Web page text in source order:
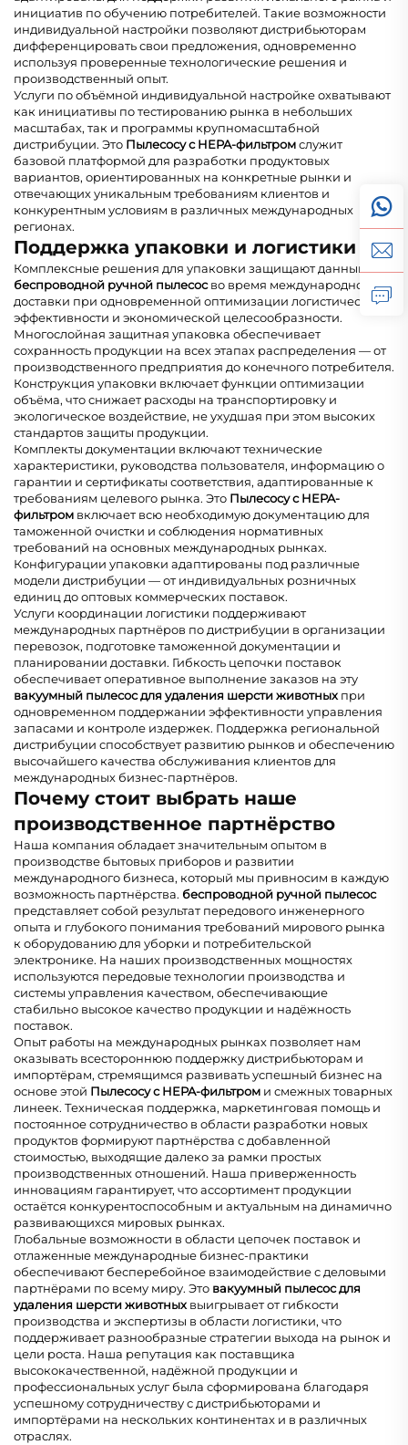
инициатив по обучению потребителей. Такие возможности
индивидуальной настройки позволяют дистрибьюторам
дифференцировать свои предложения, одновременно
используя проверенные технологические решения и
производственный опыт.
Услуги по объёмной индивидуальной настройке охватывают
как инициативы по тестированию рынка в небольших
масштабах, так и программы крупномасштабной
дистрибуции. Это Пылесосу с HEPA-фильтромслужит
базовой платформой для разработки продуктовых
вариантов, ориентированных на конкретные рынки и
отвечающих уникальным требованиям клиентов и
конкурентным условиям в различных международных
регионах.
Поддержка упаковки и логистики
Комплексные решения для упаковки защищают данный
беспроводной ручной пылесосво время международной
доставки при одновременной оптимизации логистической
эффективности и экономической целесообразности.
Многослойная защитная упаковка обеспечивает
сохранность продукции на всех этапах распределения — от
производственного предприятия до конечного потребителя.
Конструкция упаковки включает функции оптимизации
объёма, что снижает расходы на транспортировку и
экологическое воздействие, не ухудшая при этом высоких
стандартов защиты продукции.
Комплекты документации включают технические
характеристики, руководства пользователя, информацию о
гарантии и сертификаты соответствия, адаптированные к
требованиям целевого рынка. Это Пылесосу с HEPA-
фильтром включает всю необходимую документацию для
таможенной очистки и соблюдения нормативных
требований на основных международных рынках.
Конфигурации упаковки адаптированы под различные
модели дистрибуции — от индивидуальных розничных
единиц до оптовых коммерческих поставок.
Услуги координации логистики поддерживают
международных партнёров по дистрибуции в организации
перевозок, подготовке таможенной документации и
планировании доставки. Гибкость цепочки поставок
обеспечивает оперативное выполнение заказов на эту
вакуумный пылесос для удаления шерсти животныхпри
одновременном поддержании эффективности управления
запасами и контроле издержек. Поддержка региональной
дистрибуции способствует развитию рынков и обеспечению
высочайшего качества обслуживания клиентов для
международных бизнес-партнёров.
Почему стоит выбрать наше
производственное партнёрство
Наша компания обладает значительным опытом в
производстве бытовых приборов и развитии
международного бизнеса, который мы привносим в каждую
возможность партнёрства. беспроводной ручной пылесос
представляет собой результат передового инженерного
опыта и глубокого понимания требований мирового рынка
к оборудованию для уборки и потребительской
электронике. На наших производственных мощностях
используются передовые технологии производства и
системы управления качеством, обеспечивающие
стабильно высокое качество продукции и надёжность
поставок.
Опыт работы на международных рынках позволяет нам
оказывать всестороннюю поддержку дистрибьюторам и
импортёрам, стремящимся развивать успешный бизнес на
основе этой Пылесосу с HEPA-фильтром и смежных товарных
линеек. Техническая поддержка, маркетинговая помощь и
постоянное сотрудничество в области разработки новых
продуктов формируют партнёрства с добавленной
стоимостью, выходящие далеко за рамки простых
производственных отношений. Наша приверженность
инновациям гарантирует, что ассортимент продукции
остаётся конкурентоспособным и актуальным на динамично
развивающихся мировых рынках.
Глобальные возможности в области цепочек поставок и
отлаженные международные бизнес-практики
обеспечивают бесперебойное взаимодействие с деловыми
партнёрами по всему миру. Это вакуумный пылесос для
удаления шерсти животныхвыигрывает от гибкости
производства и экспертизы в области логистики, что
поддерживает разнообразные стратегии выхода на рынок и
цели роста. Наша репутация как поставщика
высококачественной, надёжной продукции и
профессиональных услуг была сформирована благодаря
успешному сотрудничеству с дистрибьюторами и
импортёрами на нескольких континентах и в различных
отраслях.